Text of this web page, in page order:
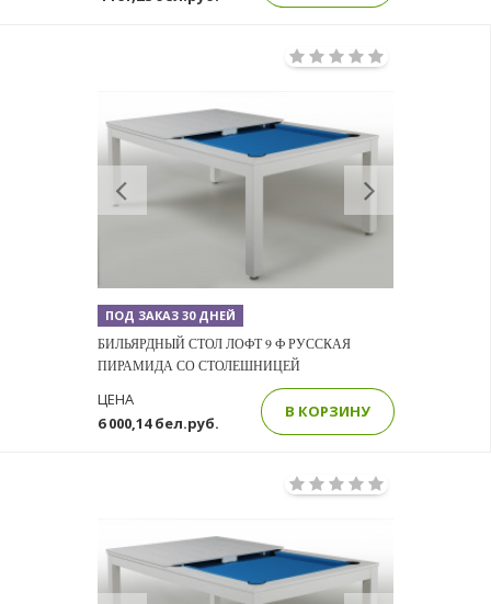
Previous
ПОД ЗАКАЗ 30 ДНЕЙ
БИЛЬЯРДНЫЙ СТОЛ ЛОФТ 9 Ф РУССКАЯ
ПИРАМИДА СО СТОЛЕШНИЦЕЙ
6 000,14 бел.руб.
ЦЕНА
В КОРЗИНУ